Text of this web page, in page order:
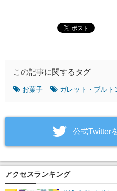
この記事に関するタグ
お菓子 ガレット・ブルト
公式Twitter
アクセスランキング